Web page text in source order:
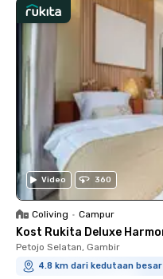
Video 360
Coliving • Campur
Kost Rukita Deluxe
Petojo Selatan, Gambir
4.8 km dari kedutaan